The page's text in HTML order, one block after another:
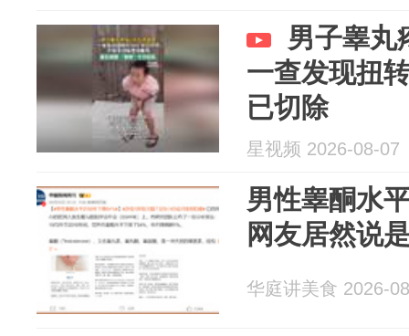
男子睾丸
一查发现扭
已切除
星视频 2026-08-07
男性睾酮水
网友居然说
华庭讲美食 2026-